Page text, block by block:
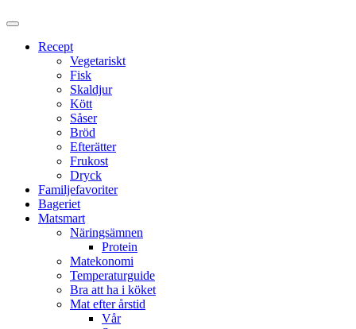
Slå
sökfältRecept
Vegetariskt
Fisk
Skaldjur
Kött
Såser
Bröd
Efterätter
Frukost
Dryck
Familjefavoriter
Bageriet
Matsmart
Näringsämnen
Protein
Matekonomi
Temperaturguide
Bra att ha i köket
Mat efter årstid
Vår